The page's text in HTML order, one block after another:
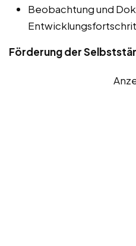
Beobachtung und
Förderung der